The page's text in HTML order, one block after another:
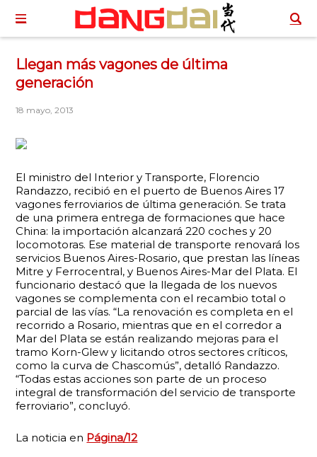
Llegan más vagones de última
generación
18 mayo, 2013
El ministro del Interior y Transporte, Florencio
Randazzo, recibió en el puerto de Buenos Aires 17
vagones ferroviarios de última generación. Se trata
de una primera entrega de formaciones que hace
China: la importación alcanzará 220 coches y 20
locomotoras. Ese material de transporte renovará los
servicios Buenos Aires-Rosario, que prestan las líneas
Mitre y Ferrocentral, y Buenos Aires-Mar del Plata. El
funcionario destacó que la llegada de los nuevos
vagones se complementa con el recambio total o
parcial de las vías. “La renovación es completa en el
recorrido a Rosario, mientras que en el corredor a
Mar del Plata se están realizando mejoras para el
tramo Korn-Glew y licitando otros sectores críticos,
como la curva de Chascomús”, detalló Randazzo.
“Todas estas acciones son parte de un proceso
integral de transformación del servicio de transporte
ferroviario”, concluyó.
La noticia en Página/12